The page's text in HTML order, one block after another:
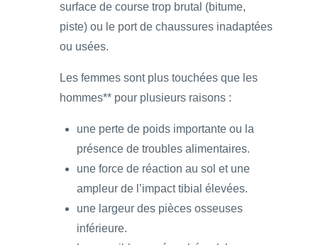
surface de course trop brutal (bitume,
piste) ou le port de chaussures inadaptées
ou usées.
Les femmes sont plus touchées que les
hommes** pour plusieurs raisons :
une perte de poids importante ou la
présence de troubles alimentaires.
une force de réaction au sol et une
ampleur de l’impact tibial élevées.
une largeur des pièces osseuses
inférieure.